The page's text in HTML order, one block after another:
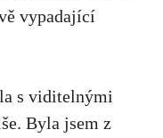
vypadající
s viditelnými
Byla jsem z